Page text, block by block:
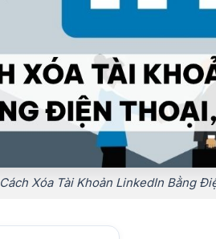
Cách Xóa Tài Khoản LinkedIn Bằng